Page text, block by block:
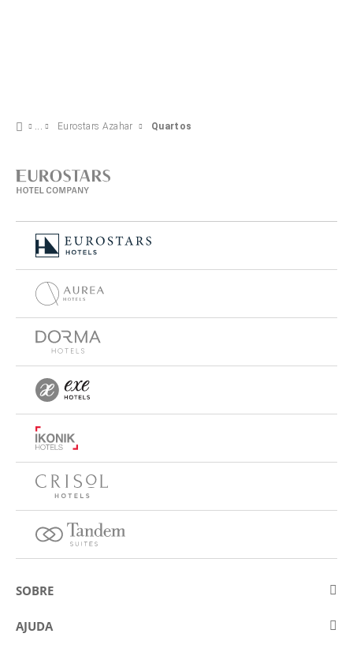
Eurostars Azahar Quartos
SOBRE
Sobre a Eurostars Hotel Company
AJUDA